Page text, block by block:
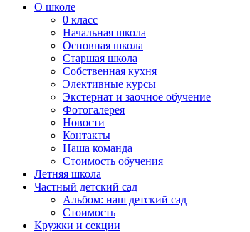
О школе
0 класс
Начальная школа
Основная школа
Старшая школа
Собственная кухня
Элективные курсы
Экстернат и заочное обучение
Фотогалерея
Новости
Контакты
Наша команда
Стоимость обучения
Летняя школа
Частный детский сад
Альбом: наш детский сад
Стоимость
Кружки и секции